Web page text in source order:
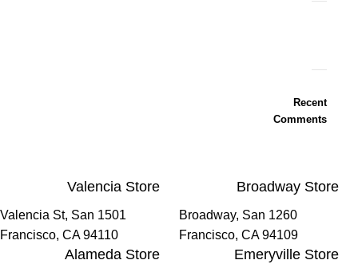
HP
To
Shop
Recent
Comments
Broadway Store
1260 Broadway, San
Francisco, CA 94109
Valencia Store
1501 Valencia St, San
Francisco, CA 94110
Emeryville Store
Alameda Store